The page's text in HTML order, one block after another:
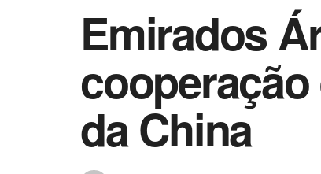
Emirados
da China